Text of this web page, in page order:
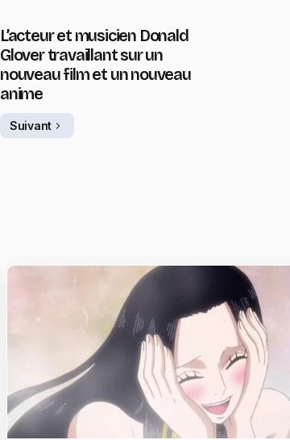
L’acteur et musicien Donald
Glover travaillant sur un
nouveau film et un nouveau
anime
Suivant